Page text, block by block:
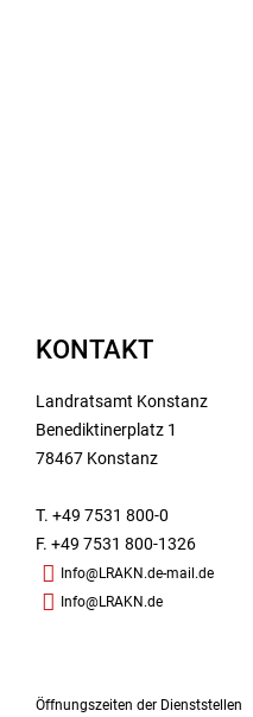
KONTAKT
Landratsamt Konstanz
Benediktinerplatz 1
78467 Konstanz
T. +49 7531 800-0
F. +49 7531 800-1326
Info@LRAKN.de-mail.de
Info@LRAKN.de
Öffnungszeiten der Dienststellen